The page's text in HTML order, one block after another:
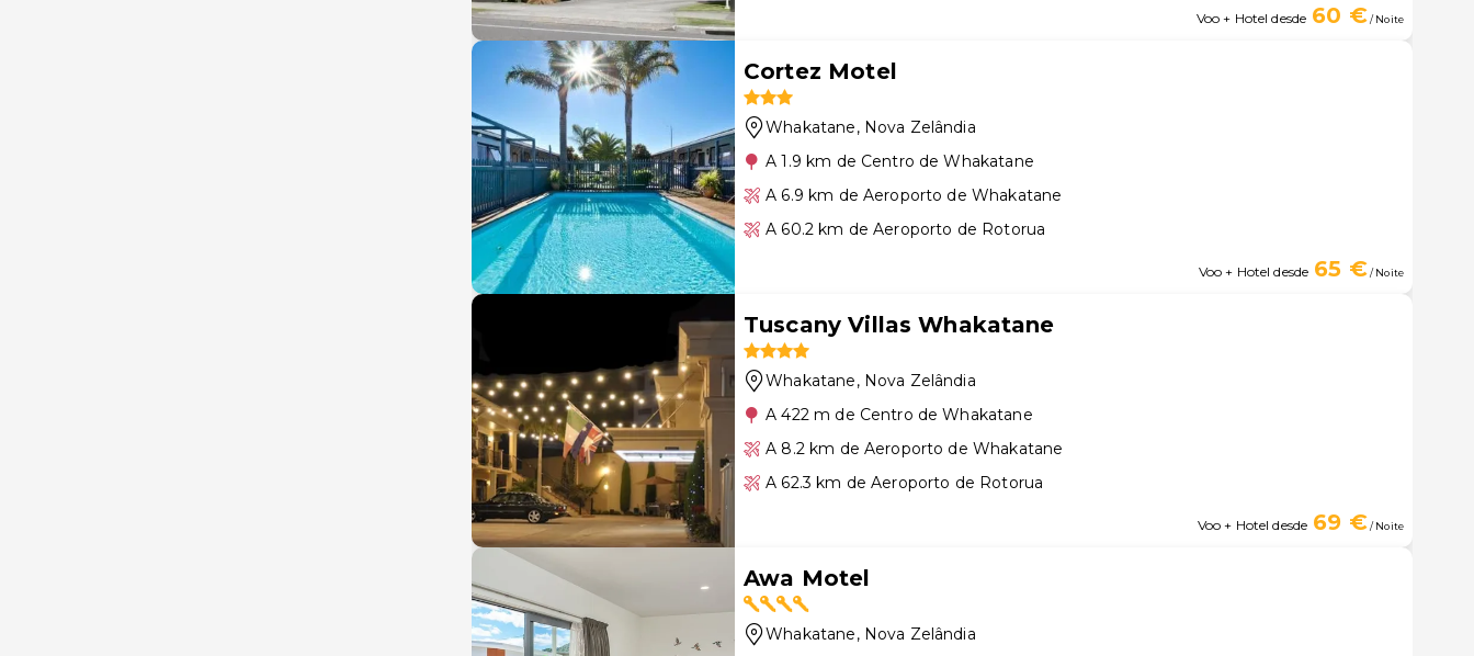
Voo + Hotel desde 60 €/ Noite
Cortez Motel
Whakatane, Nova Zelândia
A 1.9 km de Centro de Whakatane
A 6.9 km de Aeroporto de Whakatane
A 60.2 km de Aeroporto de Rotorua
Voo + Hotel desde 65 €/ Noite
Tuscany Villas Whakatane
Whakatane, Nova Zelândia
A 422 m de Centro de Whakatane
A 8.2 km de Aeroporto de Whakatane
A 62.3 km de Aeroporto de Rotorua
Voo + Hotel desde 69 €/ Noite
Awa Motel
Whakatane, Nova Zelândia